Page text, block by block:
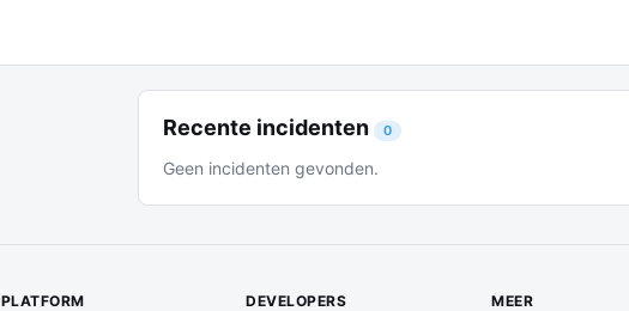
Recente incidenten 0
Geen incidenten gevonden.
PLATFORM DEVELOPERS MEER